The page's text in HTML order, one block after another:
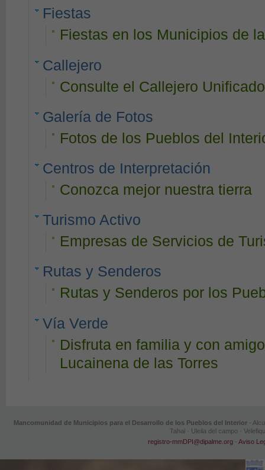
Fiestas
Fiestas en los Municipios de
Callejero
Consulte el Callejero
Galería de Fotos
Fotos de los Pueblos del
Centros de Interpretación
Conozca mejor nuestra tierra
Turismo Activo
Empresas de Servicios de
Rutas y Senderos
Rutas y Senderos por los
Vía Verde
Disfruta en familia y con
Lucainena de las Torres
Mancomunidad de Municipios para el Desarrollo de los Pueblos del Interior -
Tahal · Uleila del campo ·
registro-mmDPI@dipalme.org -Aviso